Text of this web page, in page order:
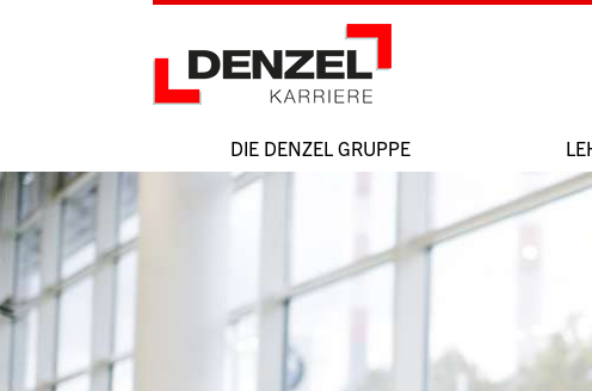
Hauptnavigation
DIE DENZEL GRUPPE